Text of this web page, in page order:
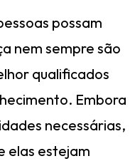
possam
nem sempre são
qualificados
Embora
necessárias,
elas estejam